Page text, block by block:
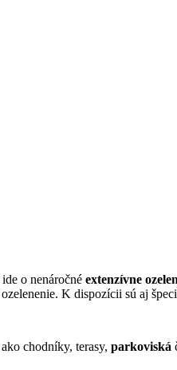
o nenáročné extenzívne
K dispozícii sú aj
chodníky, terasy, parkoviská